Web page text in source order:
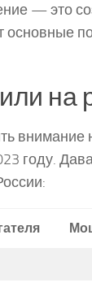
— это
на
внимание
году.